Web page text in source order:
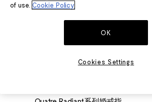
Quatre Radiant系列Clou de Paris结
Quatre Radiant系列婚戒
Quatre Radiant系列婚戒
of use. Cookie Policy
OK
Cookies Settings